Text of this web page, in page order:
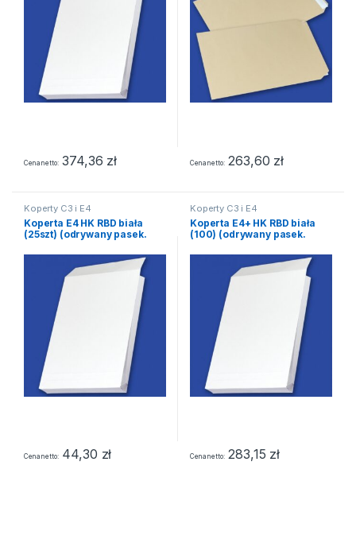
Cena netto 374,36 zł Cena netto 263,60 zł
Koperty C3 i E4
Koperta E4 HK RBD biała
(25szt) (odrywany pasek.
Cena netto 44,30 zł
Koperty C3 i E4
Koperta E4+ HK RBD biała
(100) (odrywany pasek.
Cena netto 283,15 zł